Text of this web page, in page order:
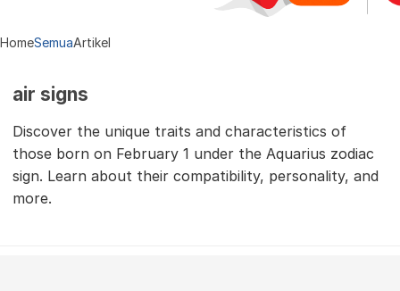
HomeSemuaArtikel
air signs
Discover the unique traits and characteristics of
those born on February 1 under the Aquarius zodiac
sign. Learn about their compatibility, personality, and
more.